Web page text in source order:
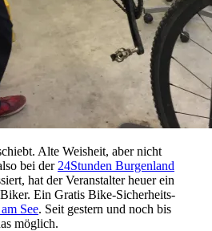
Alte Weisheit, aber nicht
bei der 24Stunden Burgenland
hat der Veranstalter heuer ein
Ein Gratis Bike-Sicherheits-
See. Seit gestern und noch bis
möglich.